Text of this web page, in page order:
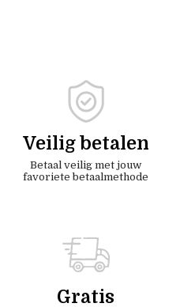
Veilig betalen
Betaal veilig met jouw
favoriete betaalmethode
Gratis